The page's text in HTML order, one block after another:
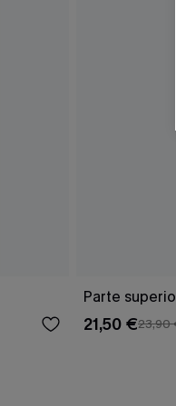
Parte
21,50 €23,90